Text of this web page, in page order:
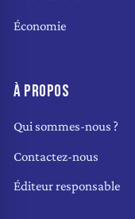
Économie
À PROPOS
Qui sommes-nous ?
Contactez-nous
Éditeur responsable